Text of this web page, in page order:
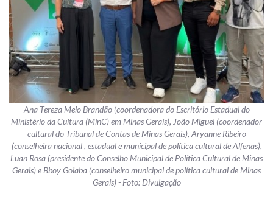
Ana Tereza Melo Brandão (coordenadora do Escritório Estadual do
Ministério da Cultura (MinC) em Minas Gerais), João Miguel (coordenador
cultural do Tribunal de Contas de Minas Gerais), Aryanne Ribeiro
(conselheira nacional , estadual e municipal de política cultural de Alfenas),
Luan Rosa (presidente do Conselho Municipal de Política Cultural de Minas
Gerais) e Bboy Goiaba (conselheiro municipal de política cultural de Minas
Gerais) - Foto: Divulgação